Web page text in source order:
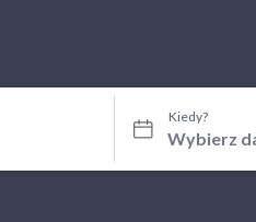
Kiedy?